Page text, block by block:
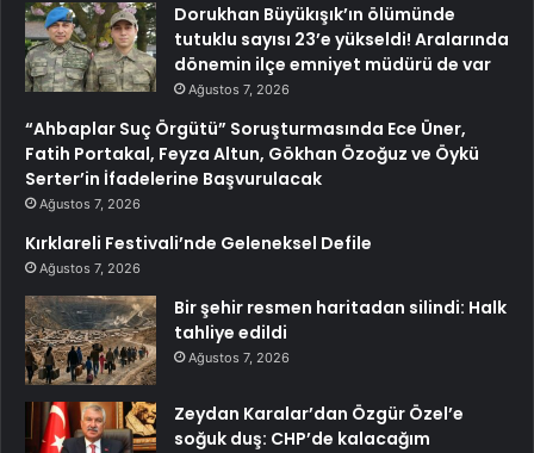
Dorukhan Büyükışık’ın ölümünde
tutuklu sayısı 23’e yükseldi! Aralarında
dönemin ilçe emniyet müdürü de var
Ağustos 7, 2026
“Ahbaplar Suç Örgütü” Soruşturmasında Ece Üner,
Fatih Portakal, Feyza Altun, Gökhan Özoğuz ve Öykü
Serter’in İfadelerine Başvurulacak
Ağustos 7, 2026
Kırklareli Festivali’nde Geleneksel Defile
Ağustos 7, 2026
Bir şehir resmen haritadan silindi: Halk
tahliye edildi
Ağustos 7, 2026
Zeydan Karalar’dan Özgür Özel’e
soğuk duş: CHP’de kalacağım